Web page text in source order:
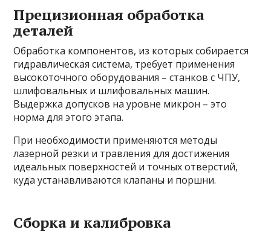
Прецизионная обработка
деталей
Обработка компонентов, из которых собирается
гидравлическая система, требует применения
высокоточного оборудования – станков с ЧПУ,
шлифовальных и шлифовальных машин.
Выдержка допусков на уровне микрон – это
норма для этого этапа.
При необходимости применяются методы
лазерной резки и травления для достижения
идеальных поверхностей и точных отверстий,
куда устанавливаются клапаны и поршни.
Сборка и калибровка